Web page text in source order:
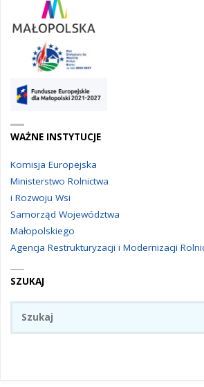
WAŻNE INSTYTUCJE
Komisja Europejska
Ministerstwo Rolnictwa
i Rozwoju Wsi
Samorząd Województwa
Małopolskiego
Agencja Restrukturyzacji i Modernizacji
SZUKAJ